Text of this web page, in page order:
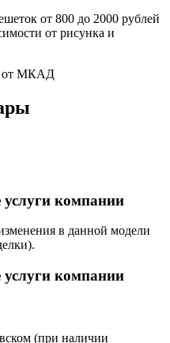
от 800 до 2000 рублей
от рисунка и
от МКАД
компании
в данной модели
компании
(при наличии